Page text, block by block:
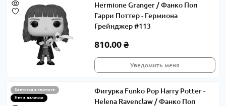
Hermione Granger / Фанко Поп
Гарри Поттер - Гермиона
Грейнджер #113
810.00 ₴
Уведомить меня
Светится в темноте
Нет в наличии
Фигурка Funko Pop Harry Potter -
Helena Ravenclaw / Фанко Поп